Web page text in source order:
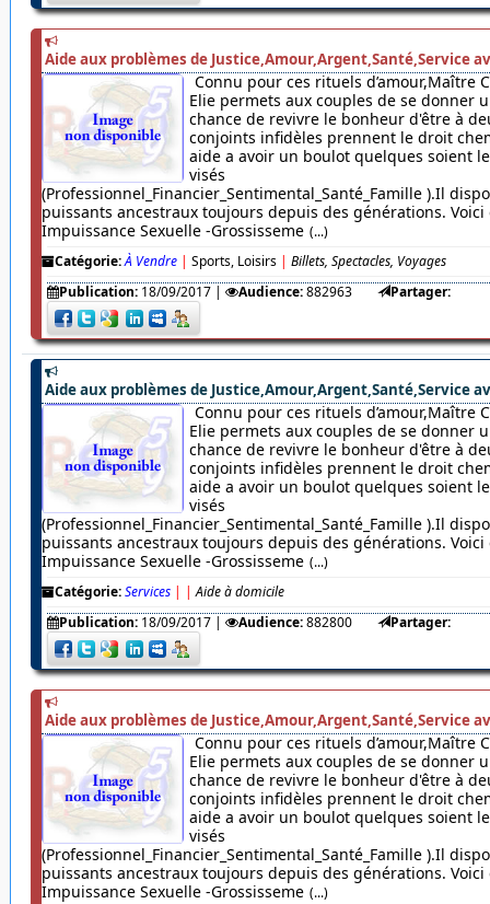
Aide aux problèmes de Justice,Amour,Argent,Santé,Service
Connu pour ces rituels d’amour,Maître
Elie permets aux couples de se donner
chance de revivre le bonheur d'être à
conjoints infidèles prennent le droit
aide a avoir un boulot quelques soient
visés
(Professionnel_Financier_Sentimental_Santé_Famille ).Il
puissants ancestraux toujours depuis des générations. Voici
Impuissance Sexuelle -Grossisseme (...)
Catégorie:À Vendre | Sports, Loisirs | Billets, Spectacles, Voyages
Publication: 18/09/2017| Audience:882963 Partager:
Aide aux problèmes de Justice,Amour,Argent,Santé,Service
Connu pour ces rituels d’amour,Maître
Elie permets aux couples de se donner
chance de revivre le bonheur d'être à
conjoints infidèles prennent le droit
aide a avoir un boulot quelques soient
visés
(Professionnel_Financier_Sentimental_Santé_Famille ).Il
puissants ancestraux toujours depuis des générations. Voici
Impuissance Sexuelle -Grossisseme (...)
Catégorie:Services | | Aide à domicile
Publication: 18/09/2017| Audience:882800 Partager:
Aide aux problèmes de Justice,Amour,Argent,Santé,Service
Connu pour ces rituels d’amour,Maître
Elie permets aux couples de se donner
chance de revivre le bonheur d'être à
conjoints infidèles prennent le droit
aide a avoir un boulot quelques soient
visés
(Professionnel_Financier_Sentimental_Santé_Famille ).Il
puissants ancestraux toujours depuis des générations. Voici
Impuissance Sexuelle -Grossisseme (...)